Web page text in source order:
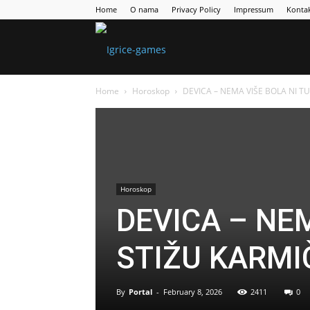
Home O nama Privacy Policy Impressum
Home Horoskop DEVICA – NEMA VIŠE BOLA NI
Horoskop
DEVICA –
STIŽU
By Portal - February 8, 2026 2411 0